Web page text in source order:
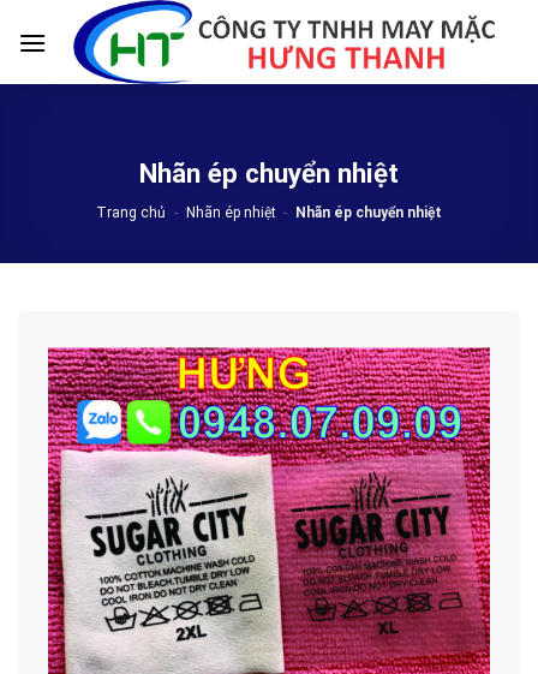
Nhãn ép chuyển nhiệt
Trang chủ - Nhãn ép nhiệt - Nhãn ép chuyển nhiệt